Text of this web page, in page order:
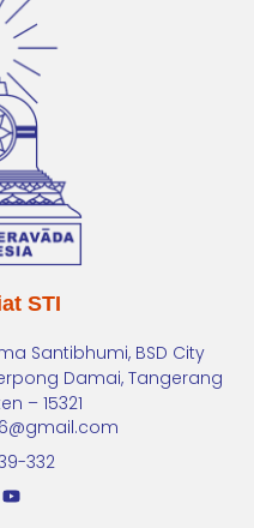
STI
Santibhumi, BSD City
Damai, Tangerang
– 15321
332